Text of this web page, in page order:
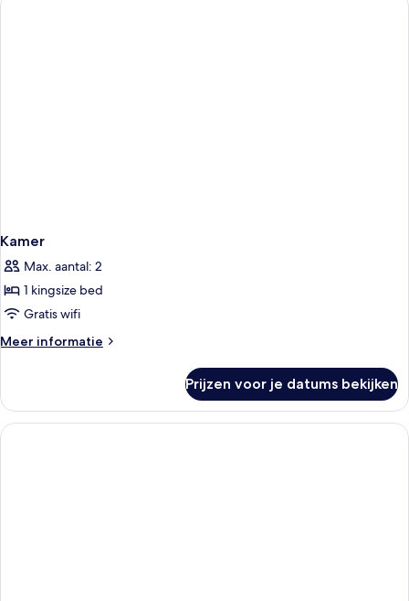
Kamer
Max. aantal: 2
1 kingsize bed
Gratis wifi
Meer informatie
Meer
Prijzen voor je datums bekijken